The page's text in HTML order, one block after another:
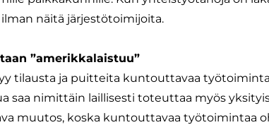
näitä järjestötoimijoita.
”amerikkalaistuu”
tilausta ja puitteita kuntouttavaa
saa nimittäin laillisesti toteuttaa myös
muutos, koska kuntouttavaa työtoimintaa